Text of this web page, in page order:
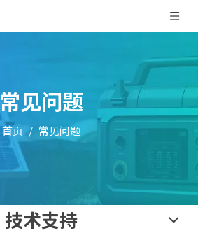
常见问题
首页 / 常见问题
技术支持